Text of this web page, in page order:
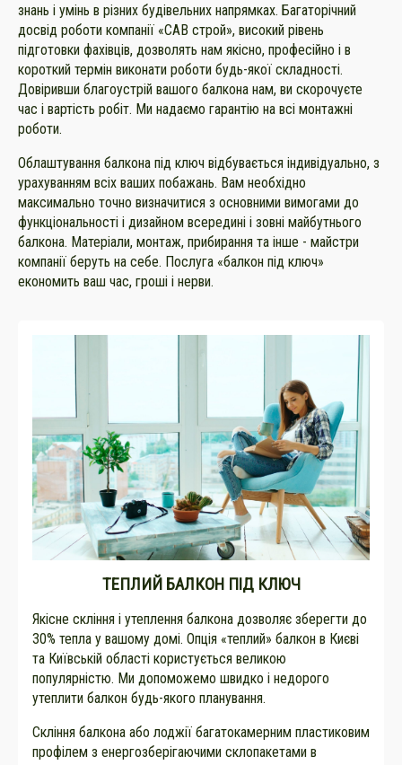
знань і умінь в різних будівельних напрямках. Багаторічний
досвід роботи компанії «САВ строй», високий рівень
підготовки фахівців, дозволять нам якісно, ​​професійно і в
короткий термін виконати роботи будь-якої складності.
Довіривши благоустрій вашого балкона нам, ви скорочуєте
час і вартість робіт. Ми надаємо гарантію на всі монтажні
роботи.
Облаштування балкона під ключ відбувається індивідуально, з
урахуванням всіх ваших побажань. Вам необхідно
максимально точно визначитися з основними вимогами до
функціональності і дизайном всередині і зовні майбутнього
балкона. Матеріали, монтаж, прибирання та інше - майстри
компанії беруть на себе. Послуга «балкон під ключ»
економить ваш час, гроші і нерви.
ТЕПЛИЙ БАЛКОН ПІД КЛЮЧ
Якісне скління і утеплення балкона дозволяє зберегти до
30% тепла у вашому домі. Опція «теплий» балкон в Києві
та Київській області користується великою
популярністю. Ми допоможемо швидко і недорого
утеплити балкон будь-якого планування.
Скління балкона або лоджії багатокамерним пластиковим
профілем з енергозберігаючими склопакетами в